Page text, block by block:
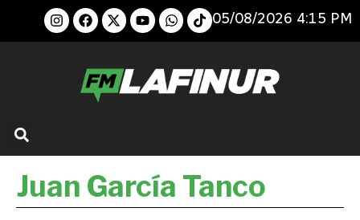
05/08/2026 4:15 PM
Juan García Tanco